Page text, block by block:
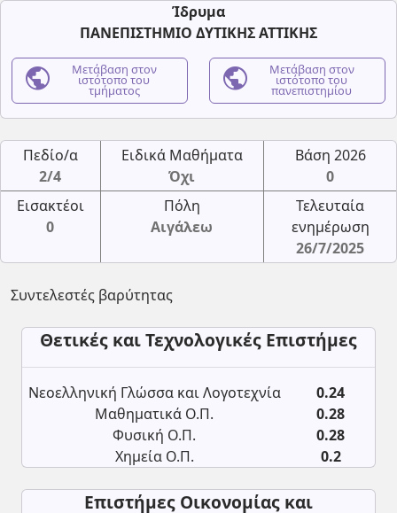
Ίδρυμα
ΠΑΝΕΠΙΣΤΗΜΙΟ ΔΥΤΙΚΗΣ ΑΤΤΙΚΗΣ
public Μετάβαση στον
ιστότοπο του
τμήματος public Μετάβαση στον
ιστότοπο του
πανεπιστημίου
Πεδίο/α
2/4
Ειδικά Μαθήματα
Όχι
Βάση 2026
0
Εισακτέοι
0
Πόλη
Αιγάλεω
Τελευταία
ενημέρωση
26/7/2025
Συντελεστές βαρύτητας
Θετικές και Τεχνολογικές Επιστήμες
Νεοελληνική Γλώσσα και Λογοτεχνία
0.24
Μαθηματικά Ο.Π.
0.28
Φυσική Ο.Π.
0.28
Χημεία Ο.Π.
0.2
Επιστήμες Οικονομίας και